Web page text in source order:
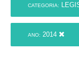
CATEGORIA:
ANO: 2014